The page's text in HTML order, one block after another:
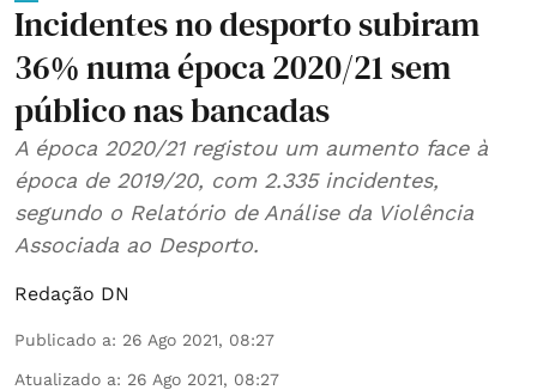
Incidentes no desporto subiram
36% numa época 2020/21 sem
público nas bancadas
A época 2020/21 registou um aumento face à
época de 2019/20, com 2.335 incidentes,
segundo o Relatório de Análise da Violência
Associada ao Desporto.
Redação DN
Publicado a: 26 Ago 2021, 08:27
Atualizado a: 26 Ago 2021, 08:27